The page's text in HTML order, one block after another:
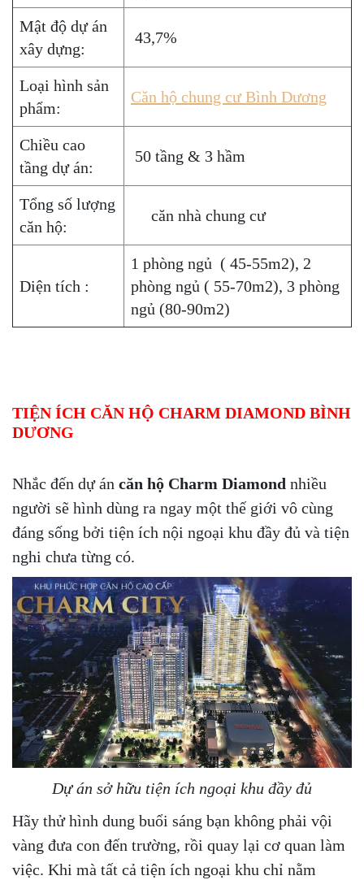
Mật độ dự án
xây dựng:
43,7%
Loại hình sản
phẩm:
Căn hộ chung cư Bình Dương
Chiều cao
tầng dự án:
50 tầng & 3 hầm
Tổng số lượng
căn hộ:
căn nhà chung cư
Diện tích :
1 phòng ngủ ( 45-55m2), 2
phòng ngủ ( 55-70m2), 3 phòng
ngủ (80-90m2)
TIỆN ÍCH CĂN HỘ CHARM DIAMOND BÌNH
DƯƠNG
Nhắc đến dự án căn hộ Charm Diamond nhiều
người sẽ hình dùng ra ngay một thế giới vô cùng
đáng sống bởi tiện ích nội ngoại khu đầy đủ và tiện
nghi chưa từng có.
Dự án sở hữu tiện ích ngoại khu đầy đủ
Hãy thử hình dung buổi sáng bạn không phải vội
vàng đưa con đến trường, rồi quay lại cơ quan làm
việc. Khi mà tất cả tiện ích ngoại khu chỉ nằm